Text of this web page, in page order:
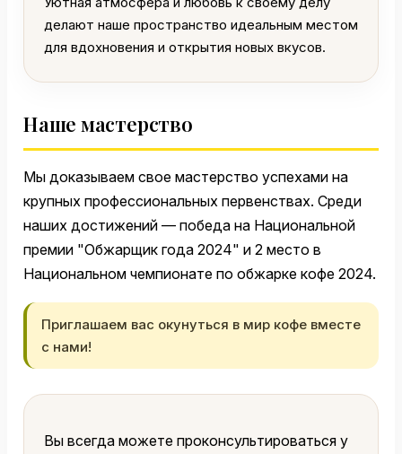
делают наше пространство идеальным местом
для вдохновения и открытия новых вкусов.
Наше мастерство
Мы доказываем свое мастерство успехами на
крупных профессиональных первенствах. Среди
наших достижений — победа на Национальной
премии "Обжарщик года 2024" и 2 место в
Национальном чемпионате по обжарке кофе 2024.
Приглашаем вас окунуться в мир кофе вместе
с нами!
Вы всегда можете проконсультироваться у